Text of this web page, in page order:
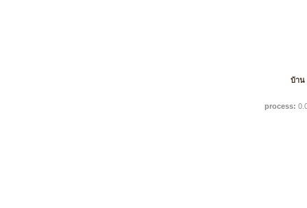
บ้าน
process: